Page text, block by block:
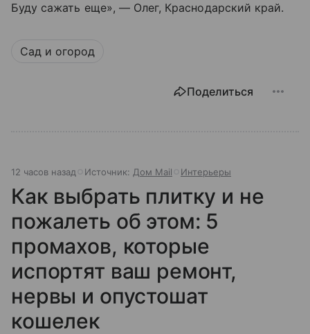
Буду сажать еще», — Олег, Краснодарский край.
Сад и огород
Поделиться
12 часов назад Источник: Дом Mail Интерьеры
Как выбрать плитку и не
пожалеть об этом: 5
промахов, которые
испортят ваш ремонт,
нервы и опустошат
кошелек